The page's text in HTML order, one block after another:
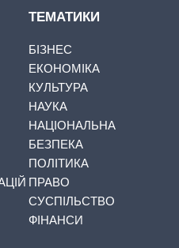
ТЕМАТИКИ
БІЗНЕС
ЕКОНОМІКА
КУЛЬТУРА
НАУКА
НАЦІОНАЛЬНА
БЕЗПЕКА
ПОЛІТИКА
ПРАВО
СУСПІЛЬСТВО
ФІНАНСИ